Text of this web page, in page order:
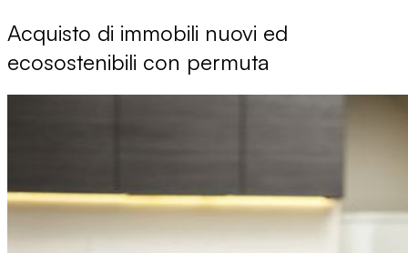
Acquisto di immobili nuovi ed
ecosostenibili con permuta